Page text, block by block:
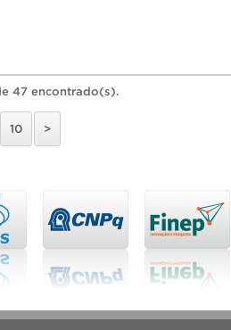
47 encontrado(s).
10 >